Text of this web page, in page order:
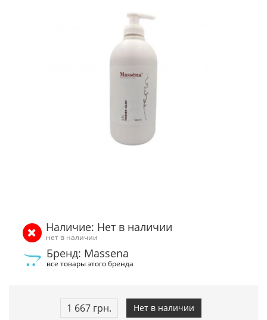
Наличие: Нет в наличии
нет в наличии
Бренд: Massena
все товары этого бренда
1 667 грн. Нет в наличии